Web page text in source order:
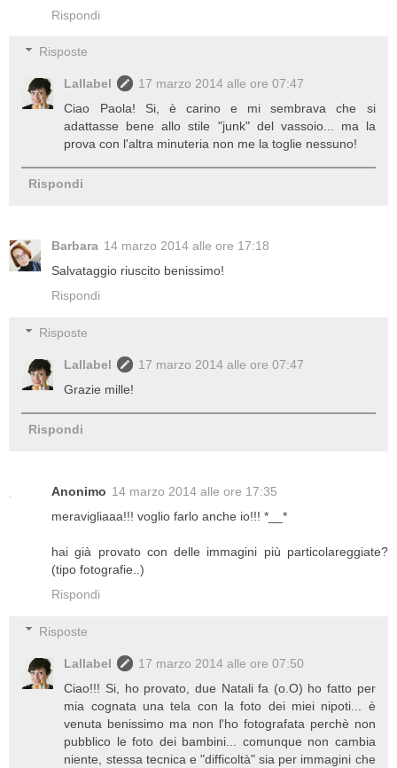
Rispondi
Risposte
Lallabel
17 marzo 2014 alle ore 07:47
Ciao Paola! Si, è carino e mi sembrava che si
adattasse bene allo stile "junk" del vassoio... ma la
prova con l'altra minuteria non me la toglie nessuno!
Rispondi
Barbara 14 marzo 2014 alle ore 17:18
Salvataggio riuscito benissimo!
Rispondi
Risposte
Lallabel
17 marzo 2014 alle ore 07:47
Grazie mille!
Rispondi
Anonimo 14 marzo 2014 alle ore 17:35
meravigliaaa!!! voglio farlo anche io!!! *__*
hai già provato con delle immagini più particolareggiate?
(tipo fotografie..)
Rispondi
Risposte
Lallabel
17 marzo 2014 alle ore 07:50
Ciao!!! Si, ho provato, due Natali fa (o.O) ho fatto per
mia cognata una tela con la foto dei miei nipoti... è
venuta benissimo ma non l'ho fotografata perchè non
pubblico le foto dei bambini... comunque non cambia
niente, stessa tecnica e "difficoltà" sia per immagini che